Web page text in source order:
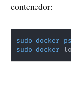
contenedor:
sudo docker ps
sudo
docker